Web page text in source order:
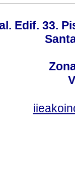
Edif. 33.